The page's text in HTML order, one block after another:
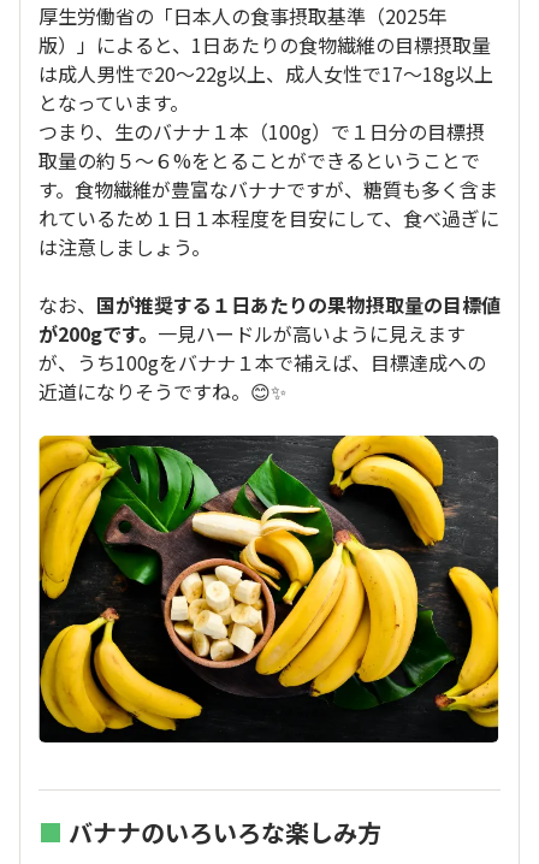
厚生労働省の「日本人の食事摂取基準（2025年
版）」によると、1日あたりの食物繊維の目標摂取量
は成人男性で20〜22g以上、成人女性で17〜18g以上
となっています。
つまり、生のバナナ１本（100g）で１日分の目標摂
取量の約５〜６%をとることができるということで
す。食物繊維が豊富なバナナですが、糖質も多く含ま
れているため１日１本程度を目安にして、食べ過ぎに
は注意しましょう。
なお、 国が推奨する１日あたりの果物摂取量の目標値
が200gです。 一見ハードルが高いように見えます
が、うち100gをバナナ１本で補えば、目標達成への
近道になりそうですね。😊✨
■ バナナのいろいろな楽しみ方